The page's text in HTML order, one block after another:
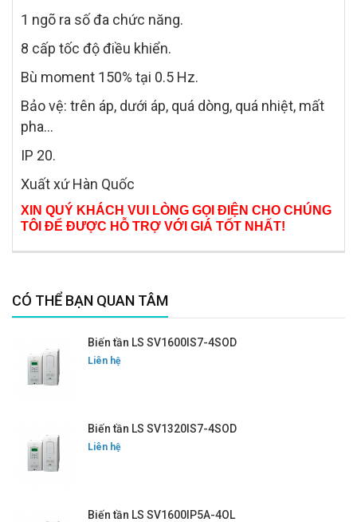
1 ngõ ra số đa chức năng.
8 cấp tốc độ điều khiển.
Bù moment 150% tại 0.5 Hz.
Bảo vệ: trên áp, dưới áp, quá dòng, quá nhiệt, mất
pha…
IP 20.
Xuất xứ Hàn Quốc
XIN QUÝ KHÁCH VUI LÒNG GỌI ĐIỆN CHO CHÚNG
TÔI ĐỂ ĐƯỢC HỖ TRỢ VỚI GIÁ TỐT NHẤT!
CÓ THỂ BẠN QUAN TÂM
Biến tần LS SV1600IS7-4SOD
Liên hệ
Biến tần LS SV1320IS7-4SOD
Liên hệ
Biến tần LS SV1600IP5A-4OL